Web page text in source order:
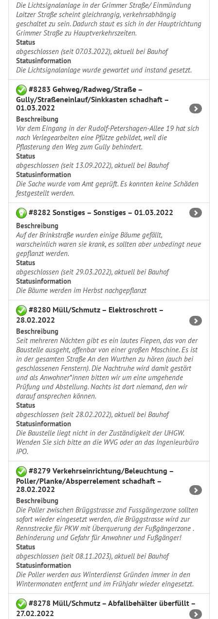
Die Lichtsignalanlage in der Grimmer Straße/ Einmündung
Loitzer Straße scheint gleichrangig, verkehrsabhängig
geschaltet zu sein. Dadurch staut es sich in der Hauptrichtung
Grimmer Straße zu Hauptverkehrszeiten.
Status
abgeschlossen (seit 07.03.2022), aktuell bei Bauhof
Statusinformation
Die Lichtsignalanlage wurde gewartet und instand gesetzt.
#8283 Gehweg/Radweg/Straße –
Gully/Straßeneinlauf/Sinkkasten schadhaft –
01.03.2022
Beschreibung
Vor dem Eingang in der Rudolf-Petershagen-Allee 19 hat sich
nach Verlegearbeiten eine Pfütze gebildet, weil die
Pflasterung den Weg zum Gully behindert.
Status
abgeschlossen (seit 13.09.2022), aktuell bei Bauhof
Statusinformation
Die Sache wurde vom Amt geprüft. Es konnten keine Schäden
festgestellt werden.
#8282 Sonstiges – Sonstiges – 01.03.2022
Beschreibung
Auf der Brinkstraße wurden einige Bäume gefällt,
warscheinlich waren sie krank, es sollten aber unbedingt neue
gepflanzt werden.
Status
abgeschlossen (seit 29.03.2022), aktuell bei Bauhof
Statusinformation
Die Bäume werden im Herbst nachgepflanzt
#8280 Müll/Schmutz – Elektroschrott –
28.02.2022
Beschreibung
Seit mehreren Nächten gibt es ein lautes Fiepen, das von der
Baustelle ausgeht, offenbar von einer großen Maschine. Es ist
in der gesamten Straße An den Wurthen zu hören (auch bei
geschlossenen Fenstern). Die Nachtruhe wird damit gestört
und als Anwohner*innen bitten wir um eine umgehende
Prüfung und Abstellung. Nachts ist dort niemand, den wir
darauf ansprechen können.
Status
abgeschlossen (seit 28.02.2022), aktuell bei Bauhof
Statusinformation
Die Baustelle liegt nicht in der Zuständigkeit der UHGW.
Wenden Sie sich bitte an die WVG oder an das Ingenieurbüro
IPO.
#8279 Verkehrseinrichtung/Beleuchtung –
Poller/Planke/Absperrelement schadhaft –
28.02.2022
Beschreibung
Die Poller zwischen Brüggstrasse znd Fussgängerzone sollten
sofort wieder eingesetzt werden, die Brüggstrasse wird zur
Rennstrecke für PKW mit Überquerung der Fußgängerzone .
Behinderung und Gefahr für Anwohner und Fußgänger!
Status
abgeschlossen (seit 08.11.2023), aktuell bei Bauhof
Statusinformation
Die Poller werden aus Winterdienst Gründen immer in den
Wintermonaten entfernt und im Frühjahr wieder eingesetzt.
#8278 Müll/Schmutz – Abfallbehälter überfüllt –
27.02.2022